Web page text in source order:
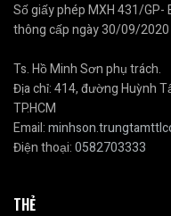
Số giấy phép MXH 431/
thông cấp ngày 30/09/2020
Ts. Hồ Minh Sơn phụ trách.
Địa chỉ: 414, đường Huỳnh
TP.HCM
Email:
Điện thoại:0582703333
THẺ